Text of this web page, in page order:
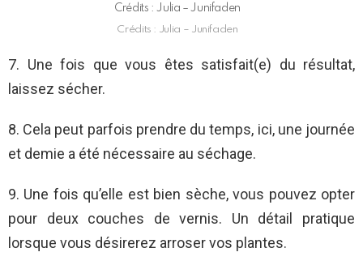
Crédits : Julia – Junifaden
Crédits : Julia – Junifaden
7. Une fois que vous êtes satisfait(e) du résultat,
laissez sécher.
8. Cela peut parfois prendre du temps, ici, une journée
et demie a été nécessaire au séchage.
9. Une fois qu’elle est bien sèche, vous pouvez opter
pour deux couches de vernis. Un détail pratique
lorsque vous désirerez arroser vos plantes.